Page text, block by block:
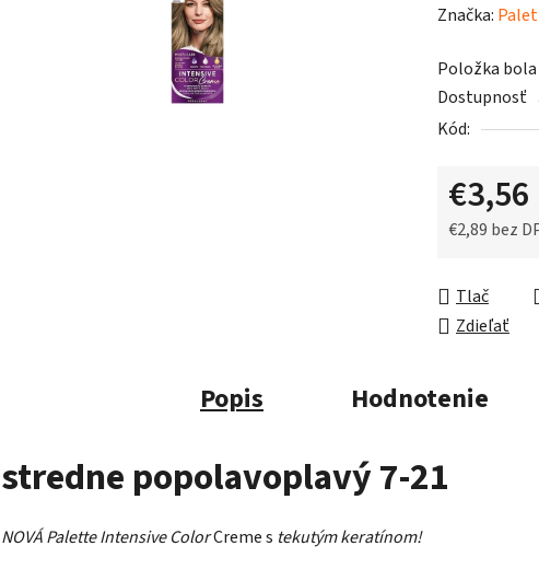
hodnotenie
je
0,0
z
hviezdičiek.
Značka:
Položka
Dostupnosť
Kód:
€3,56
€2,89 bez
Tlač
Zdieľať
Popis Hodnotenie
stredne popolavoplavý 7-21
NOVÁ Palette Intensive ColorCreme s tekutým keratínom!